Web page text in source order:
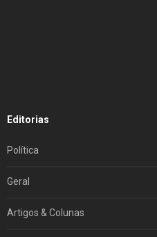
Editorias
Política
Geral
Artigos & Colunas